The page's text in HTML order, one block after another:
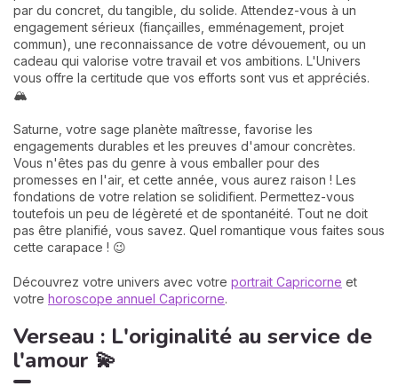
par du concret, du tangible, du solide. Attendez-vous à un
engagement sérieux (fiançailles, emménagement, projet
commun), une reconnaissance de votre dévouement, ou un
cadeau qui valorise votre travail et vos ambitions. L'Univers
vous offre la certitude que vos efforts sont vus et appréciés.
🏔️
Saturne, votre sage planète maîtresse, favorise les
engagements durables et les preuves d'amour concrètes.
Vous n'êtes pas du genre à vous emballer pour des
promesses en l'air, et cette année, vous aurez raison ! Les
fondations de votre relation se solidifient. Permettez-vous
toutefois un peu de légèreté et de spontanéité. Tout ne doit
pas être planifié, vous savez. Quel romantique vous faites sous
cette carapace ! 😉
Découvrez votre univers avec votre portrait Capricorne et
votre horoscope annuel Capricorne.
Verseau : L'originalité au service de
l'amour 💫